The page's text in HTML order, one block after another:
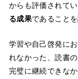
からも評価されてい
る成果であること
学習や自己啓発に
れなかった、読書
完璧に継続できな